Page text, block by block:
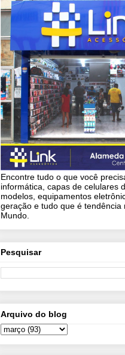
Encontre tudo o que você
informática, capas de celulares
modelos, equipamentos
geração e tudo que é tendência
Mundo.
Pesquisar
Arquivo do blog